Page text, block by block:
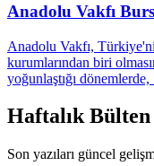
Anadolu Vakfı
Anadolu Vakfı,
kurumlarından biri
yoğunlaştığı
Haftalık Bülten
Son yazıları güncel